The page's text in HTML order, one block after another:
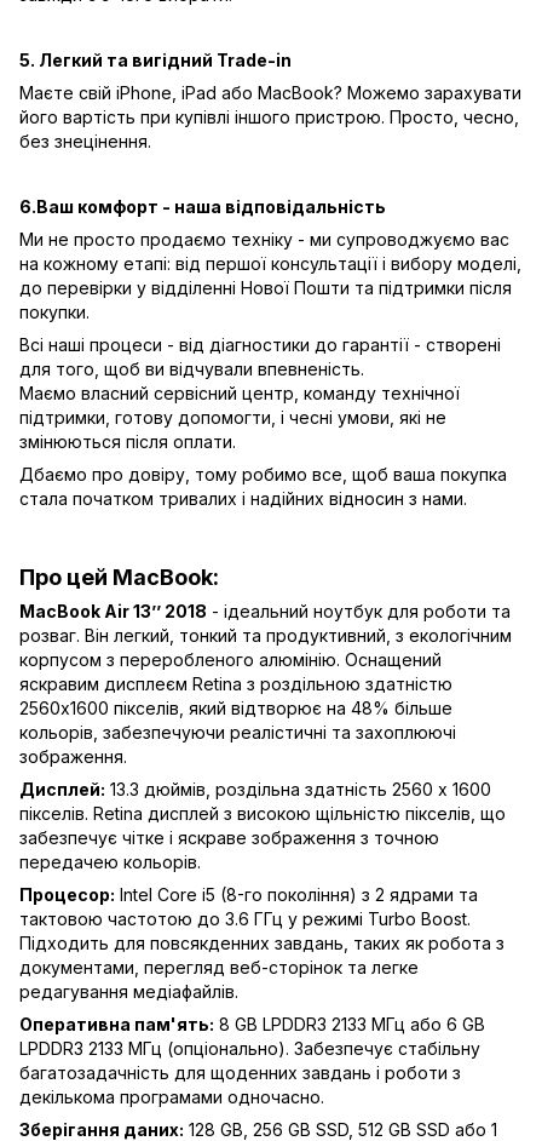
5. Легкий та вигідний Trade-in
Маєте свій iPhone, iPad або MacBook? Можемо зарахувати
його вартість при купівлі іншого пристрою. Просто, чесно,
без знецінення.
6.Ваш комфорт - наша відповідальність
Ми не просто продаємо техніку - ми супроводжуємо вас
на кожному етапі: від першої консультації і вибору моделі,
до перевірки у відділенні Нової Пошти та підтримки після
покупки.
Всі наші процеси - від діагностики до гарантії - створені
для того, щоб ви відчували впевненість.
Маємо власний сервісний центр, команду технічної
підтримки, готову допомогти, і чесні умови, які не
змінюються після оплати.
Дбаємо про довіру, тому робимо все, щоб ваша покупка
стала початком тривалих і надійних відносин з нами.
Про цей MacBook:
MacBook Air 13’’ 2018 - ідеальний ноутбук для роботи та
розваг. Він легкий, тонкий та продуктивний, з екологічним
корпусом з переробленого алюмінію. Оснащений
яскравим дисплеєм Retina з роздільною здатністю
2560x1600 пікселів, який відтворює на 48% більше
кольорів, забезпечуючи реалістичні та захоплюючі
зображення.
Дисплей: 13.3 дюймів, роздільна здатність 2560 x 1600
пікселів. Retina дисплей з високою щільністю пікселів, що
забезпечує чітке і яскраве зображення з точною
передачею кольорів.
Процесор: Intel Core i5 (8-го покоління) з 2 ядрами та
тактовою частотою до 3.6 ГГц у режимі Turbo Boost.
Підходить для повсякденних завдань, таких як робота з
документами, перегляд веб-сторінок та легке
редагування медіафайлів.
Оперативна пам'ять: 8 GB LPDDR3 2133 МГц або 6 GB
LPDDR3 2133 МГц (опціонально). Забезпечує стабільну
багатозадачність для щоденних завдань і роботи з
декількома програмами одночасно.
Зберігання даних: 128 GB, 256 GB SSD, 512 GB SSD або 1